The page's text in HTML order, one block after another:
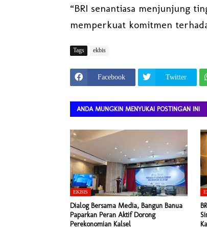
“BRI senantiasa menjunjung
memperkuat komitmen
Tags ekbis
Facebook Twitter
ANDA MUNGKIN MENYUKAI POSTINGAN INI
EKBIS
Dialog Bersama Media, Bangun Banua
Paparkan Peran Aktif Dorong
Perekonomian Kalsel